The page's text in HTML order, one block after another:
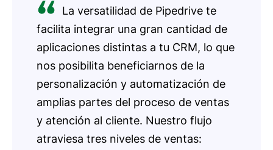
La versatilidad de Pipedrive te
facilita integrar una gran cantidad de
aplicaciones distintas a tu CRM, lo que
nos posibilita beneficiarnos de la
personalización y automatización de
amplias partes del proceso de ventas
y atención al cliente. Nuestro flujo
atraviesa tres niveles de ventas: